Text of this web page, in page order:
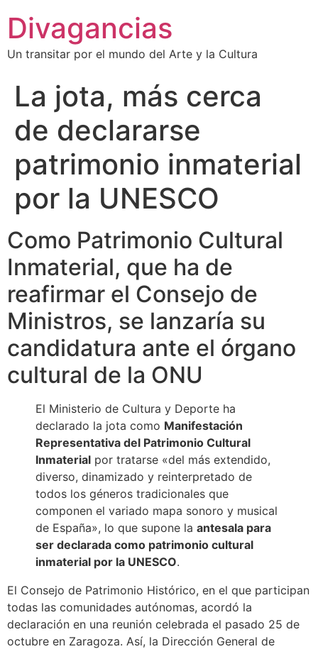
Divagancias
Un transitar por el mundo del Arte y la Cultura
La jota, más cerca
de declararse
patrimonio inmaterial
por la UNESCO
Como Patrimonio Cultural
Inmaterial, que ha de
reafirmar el Consejo de
Ministros, se lanzaría su
candidatura ante el órgano
cultural de la ONU
El Ministerio de Cultura y Deporte ha
declarado la jota como Manifestación
Representativa del Patrimonio Cultural
Inmaterial por tratarse «del más extendido,
diverso, dinamizado y reinterpretado de
todos los géneros tradicionales que
componen el variado mapa sonoro y musical
de España», lo que supone la antesala para
ser declarada como patrimonio cultural
inmaterial por la UNESCO.
El Consejo de Patrimonio Histórico, en el que participan
todas las comunidades autónomas, acordó la
declaración en una reunión celebrada el pasado 25 de
octubre en Zaragoza. Así, la Dirección General de